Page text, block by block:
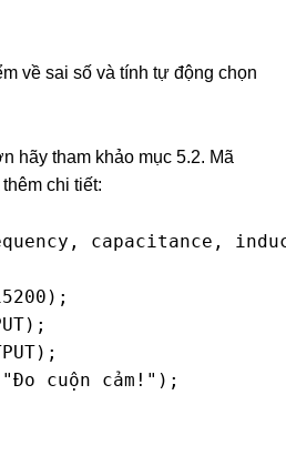
về sai số và tính tự động chọn
hãy tham khảo mục 5.2. Mã
chi tiết:
capacitance,
cuộn cảm!");